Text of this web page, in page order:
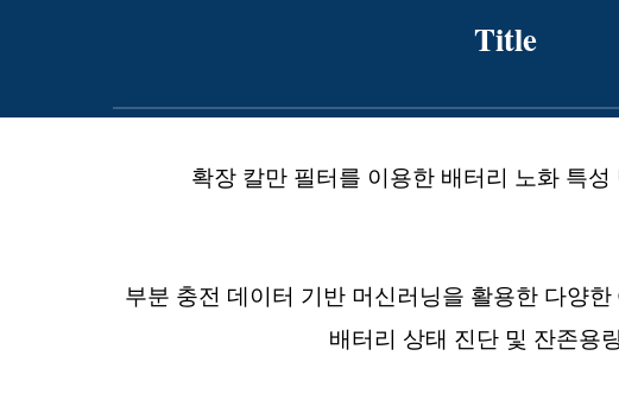
Title
확장 칼만 필터를 이용한 배터리 노화 특성
부분 충전 데이터 기반 머신러닝을 활용한 다양한
배터리 상태 진단 및 잔존용